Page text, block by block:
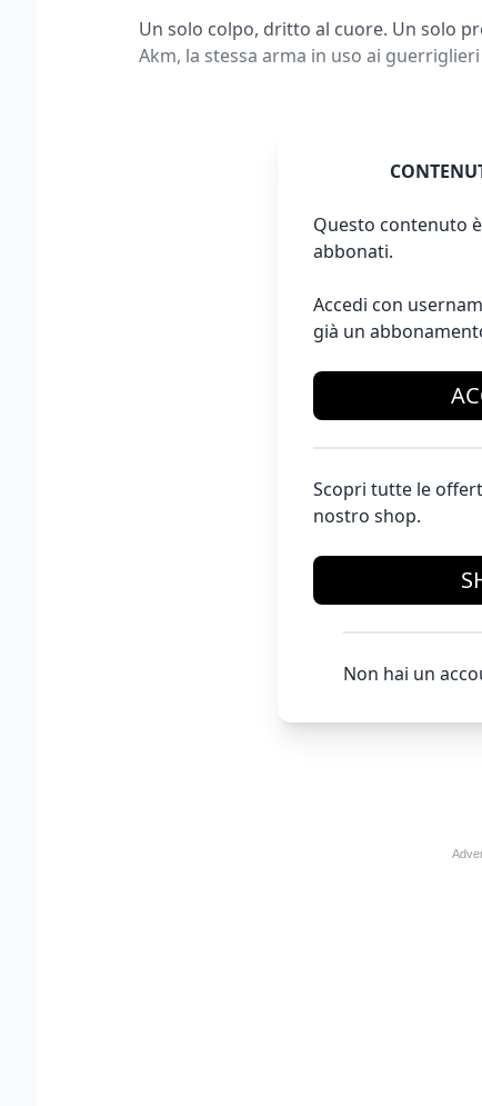
Un solo colpo, dritto al cuore. Un solo
Akm, la stessa arma in uso ai
Questo contenuto
abbonati.
Accedi con
già un
Scopri tutte le
nostro shop.
Non hai un